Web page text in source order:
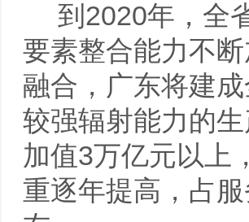
到2020年，全
要素整合能力不
融合，广东将建
较强辐射能力的
加值3万亿元以上
重逐年提高，占